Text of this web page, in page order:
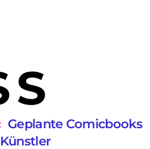
Geplante Comicbooks